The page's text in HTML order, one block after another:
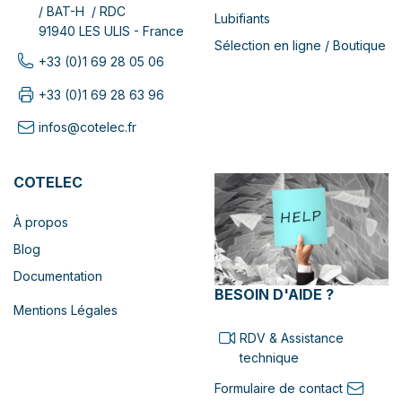
/ BAT-H / RDC
91940 LES ULIS - France
+33 (0)1 69 28 05 06
+33 (0)1 69 28 63 96
infos@cotelec.fr
Lubifiants
Sélection en ligne / Boutique
COTELEC
À propos
Blog
Documentation
Mentions Légales
BESOIN D'AIDE ?
RDV & Assistance
technique
Formulaire de contact